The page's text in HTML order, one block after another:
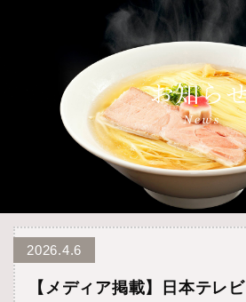
2026.4.6
【メディア掲載】日本テレ